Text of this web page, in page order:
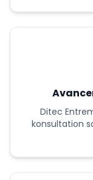
Ditec
konsultation